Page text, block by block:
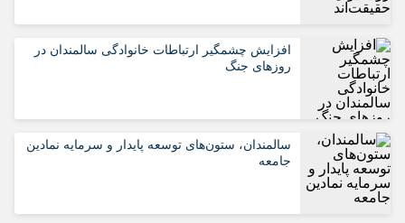
افزایش چشمگیر ارتباطات خانوادگی سالمندان در
روزهای جنگ
سالمندان، ستون‌های توسعه پایدار و سرمایه نمادین
جامعه